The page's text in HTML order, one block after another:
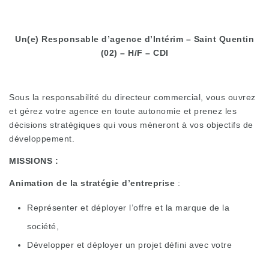
Un(e) Responsable d’agence d’Intérim – Saint Quentin
(02) – H/F – CDI
Sous la responsabilité du directeur commercial, vous ouvrez
et gérez votre agence en toute autonomie et prenez les
décisions stratégiques qui vous mèneront à vos objectifs de
développement.
MISSIONS :
Animation de la stratégie d’entreprise :
Représenter et déployer l’offre et la marque de la
société,
Développer et déployer un projet défini avec votre